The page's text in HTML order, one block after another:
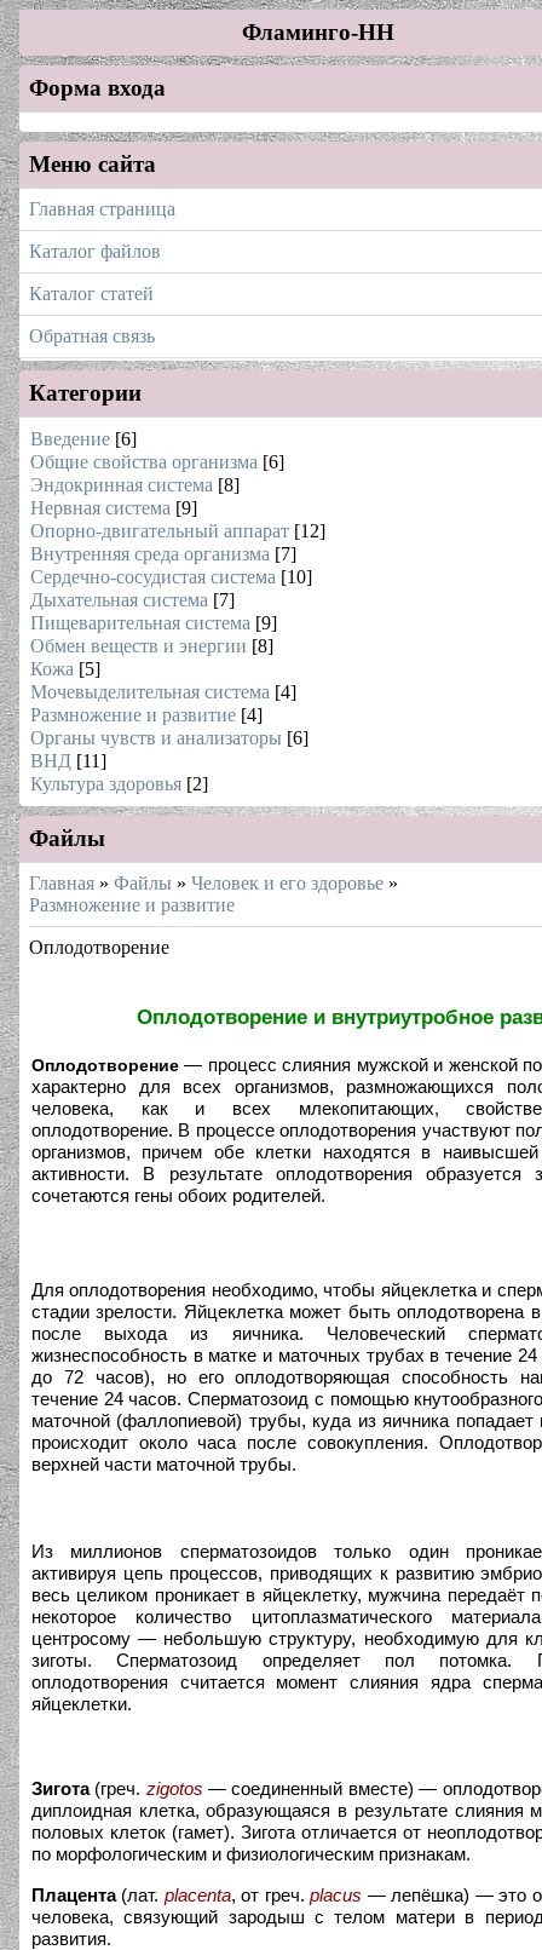
Фламинго-НН
Форма входа
Меню сайта
Главная страница
Каталог файлов
Каталог статей
Обратная связь
Категории
Введение [6]
Общие свойства организма [6]
Эндокринная система [8]
Нервная система [9]
Опорно-двигательный аппарат [12]
Внутренняя среда организма [7]
Сердечно-сосудистая система [10]
Дыхательная система [7]
Пищеварительная система [9]
Обмен веществ и энергии [8]
Кожа [5]
Мочевыделительная система [4]
Размножение и развитие [4]
Органы чувств и анализаторы [6]
ВНД [11]
Культура здоровья [2]
Файлы
Главная » Файлы » Человек и его здоровье »
Размножение и развитие
Оплодотворение
Оплодотворение и внутриутробное
Оплодотворение — процесс слияния мужской и женской
характерно для всех организмов, размножающихся
человека, как и всех млекопитающих,
оплодотворение. В процессе оплодотворения участвуют
организмов, причем обе клетки находятся в наивысшей
активности. В результате оплодотворения образуется
сочетаются гены обоих родителей.
Для оплодотворения необходимо, чтобы яйцеклетка и
стадии зрелости. Яйцеклетка может быть оплодотворена
после выхода из яичника. Человеческий
жизнеспособность в матке и маточных трубах в течение
до 72 часов), но его оплодотворяющая способность
течение 24 часов. Сперматозоид с помощью
маточной (фаллопиевой) трубы, куда из яичника попадает
происходит около часа после совокупления.
верхней части маточной трубы.
Из миллионов сперматозоидов только один
активируя цепь процессов, приводящих к развитию
весь целиком проникает в яйцеклетку, мужчина передаёт
некоторое количество цитоплазматического
центросому — небольшую структуру, необходимую для
зиготы. Сперматозоид определяет пол потомка.
оплодотворения считается момент слияния ядра
яйцеклетки.
Зигота(греч. zigotos — соединенный вместе) —
диплоидная клетка, образующаяся в результате слияния
половых клеток (гамет). Зигота отличается от
по морфологическим и физиологическим признакам.
Плацента(лат. placenta, от греч.placus — лепёшка) — это
человека, связующий зародыш с телом матери в период
развития.